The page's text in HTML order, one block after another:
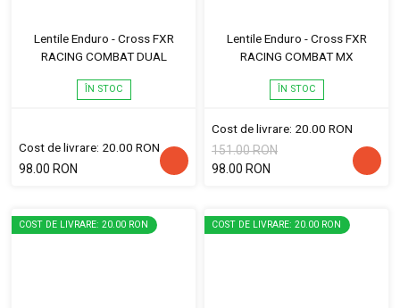
Lentile Enduro - Cross FXR
RACING COMBAT DUAL
ÎN STOC
Cost de livrare: 20.00 RON
98.00 RON
Lentile Enduro - Cross FXR
RACING COMBAT MX
ÎN STOC
Cost de livrare: 20.00 RON
151.00 RON
98.00 RON
COST DE LIVRARE: 20.00 RON COST DE LIVRARE: 20.00 RON